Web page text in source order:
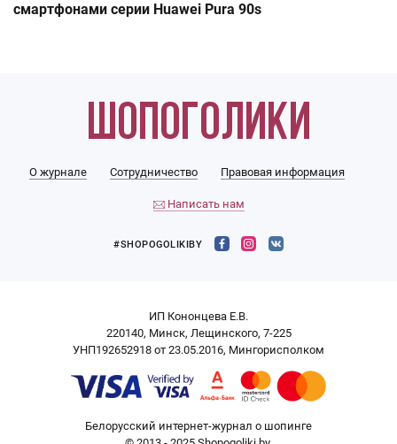
смартфонами серии Huawei Pura 90s
О журнале Сотрудничество Правовая информация
Написать нам
#SHOPOGOLIKIBY
ИП Кононцева Е.В.
220140, Минск, Лещинского, 7-225
УНП192652918 от 23.05.2016, Мингорисполком
Белорусский интернет-журнал о шопинге